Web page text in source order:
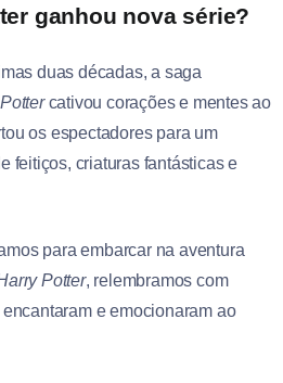
ganhou nova série?
duas décadas, a saga
cativou corações e mentes ao
os espectadores para um
feitiços, criaturas fantásticas e
para embarcar na aventura
Potter, relembramos com
e emocionaram ao